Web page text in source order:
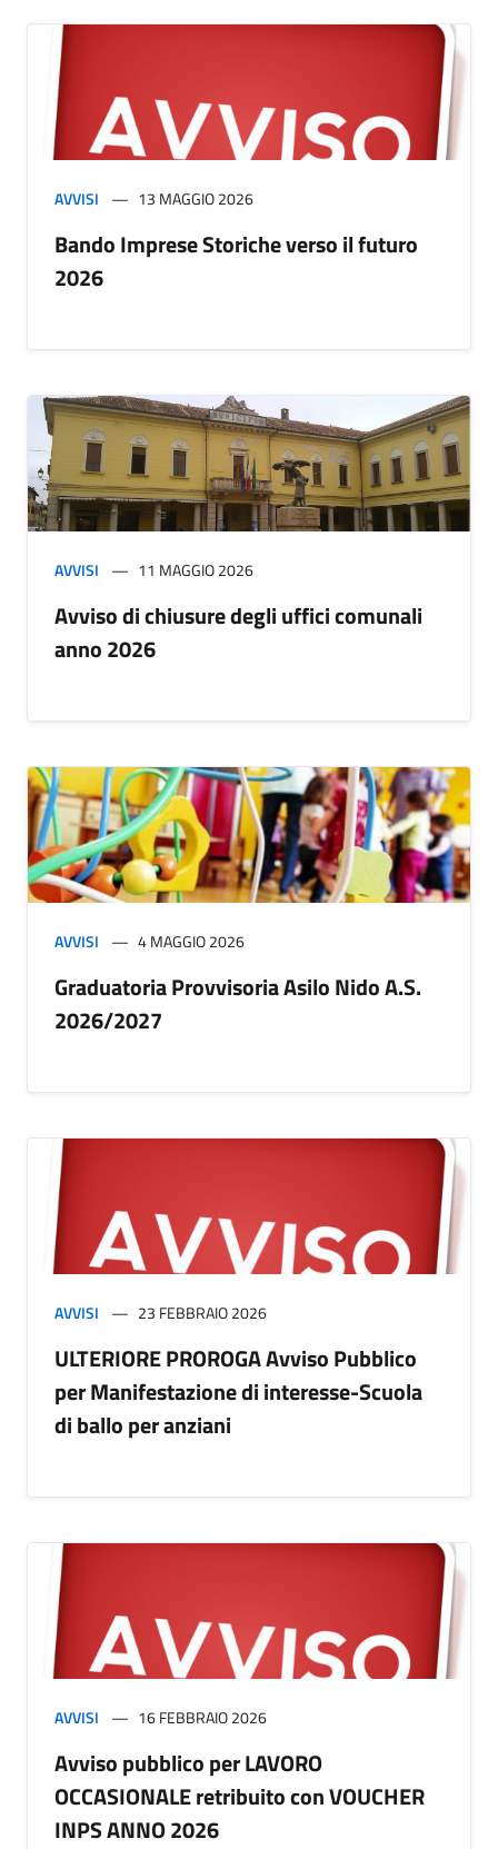
AVVISI 13 MAGGIO 2026
Bando Imprese Storiche verso il futuro
2026
AVVISI 11 MAGGIO 2026
Avviso di chiusure degli uffici comunali
anno 2026
AVVISI 4 MAGGIO 2026
Graduatoria Provvisoria Asilo Nido A.S.
2026/2027
AVVISI 23 FEBBRAIO 2026
ULTERIORE PROROGA Avviso Pubblico
per Manifestazione di interesse-Scuola
di ballo per anziani
AVVISI 16 FEBBRAIO 2026
Avviso pubblico per LAVORO
OCCASIONALE retribuito con VOUCHER
INPS ANNO 2026